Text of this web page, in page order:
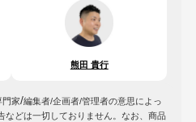
熊田 貴行
家/編集者/企画者/管理者の意思によっ
などは一切しておりません。なお、商品